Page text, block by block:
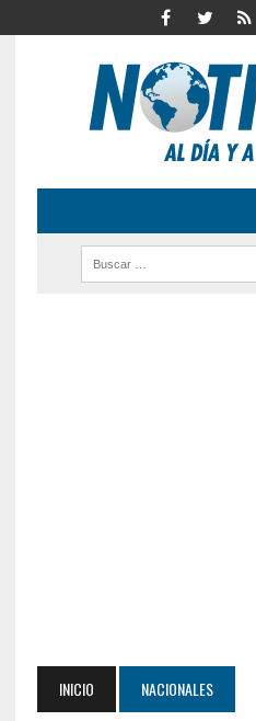
INICIO NACIONALES